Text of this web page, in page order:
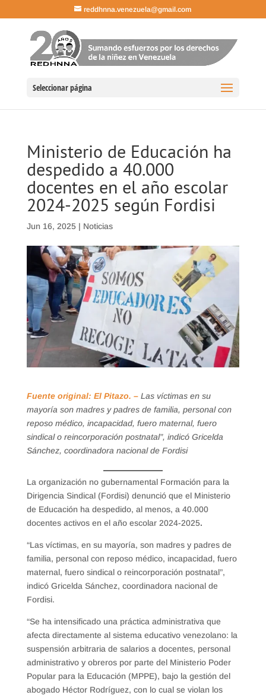
reddhnna.venezuela@gmail.com
Seleccionar página
Ministerio de Educación ha
despedido a 40.000
docentes en el año escolar
2024-2025 según Fordisi
Jun 16, 2025| Noticias
Fuente original: El Pitazo. – Las víctimas en su
mayoría son madres y padres de familia, personal con
reposo médico, incapacidad, fuero maternal, fuero
sindical o reincorporación postnatal”, indicó Gricelda
Sánchez, coordinadora nacional de Fordisi
La organización no gubernamental Formación para la
Dirigencia Sindical (Fordisi) denunció que el Ministerio
de Educación ha despedido, al menos, a 40.000
docentes activos en el año escolar 2024-2025.
“Las víctimas, en su mayoría, son madres y padres de
familia, personal con reposo médico, incapacidad, fuero
maternal, fuero sindical o reincorporación postnatal”,
indicó Gricelda Sánchez, coordinadora nacional de
Fordisi.
“Se ha intensificado una práctica administrativa que
afecta directamente al sistema educativo venezolano: la
suspensión arbitraria de salarios a docentes, personal
administrativo y obreros por parte del Ministerio Poder
Popular para la Educación (MPPE), bajo la gestión del
abogado Héctor Rodríguez, con lo cual se violan los